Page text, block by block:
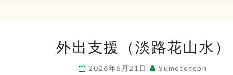
荘
出
支
外出支援（淡路花山水）
2026年6月21日 Sumototcbn